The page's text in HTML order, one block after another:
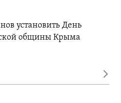
установить День
общины Крыма